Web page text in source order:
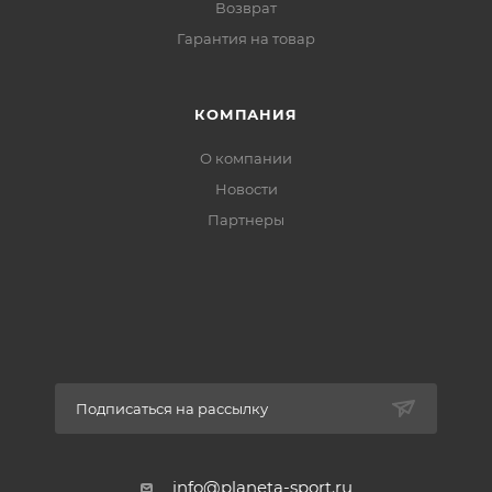
Возврат
Гарантия на товар
КОМПАНИЯ
О компании
Новости
Партнеры
Подписаться на рассылку
info@planeta-sport.ru